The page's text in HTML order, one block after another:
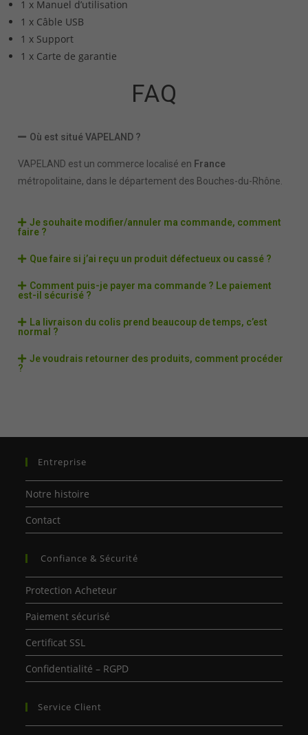
1 x Manuel d’utilisation
1 x Câble USB
1 x Support
1 x Carte de garantie
FAQ
Où est situé VAPELAND ?
VAPELAND est un commerce localisé en France
métropolitaine, dans le département des Bouches-du-Rhône.
Je souhaite modifier/annuler ma commande, comment
faire ?
Que faire si j’ai reçu un produit défectueux ou cassé ?
Comment puis-je payer ma commande ? Le paiement
est-il sécurisé ?
La livraison du colis prend beaucoup de temps, c’est
normal ?
Je voudrais retourner des produits, comment procéder
?
Entreprise
Notre histoire
Contact
Confiance & Sécurité
Protection Acheteur
Paiement sécurisé
Certificat SSL
Confidentialité – RGPD
Service Client